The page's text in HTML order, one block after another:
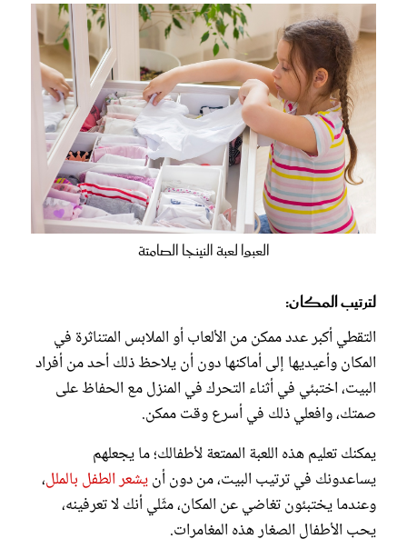
العبوا لعبة النينجا الصامتة
لترتيب المكان:
التقطي أكبر عدد ممكن من الألعاب أو الملابس المتناثرة في
المكان وأعيديها إلى أماكنها دون أن يلاحظ ذلك أحد من أفراد
البيت، اختبئي في أثناء التحرك في المنزل مع الحفاظ على
صمتك، وافعلي ذلك في أسرع وقت ممكن.
يمكنك تعليم هذه اللعبة الممتعة لأطفالك؛ ما يجعلهم
يساعدونك في ترتيب البيت، من دون أنيشعر الطفل بالملل،
وعندما يختبئون تغاضي عن المكان، مثّلي أنك لا تعرفينه،
يحب الأطفال الصغار هذه المغامرات.